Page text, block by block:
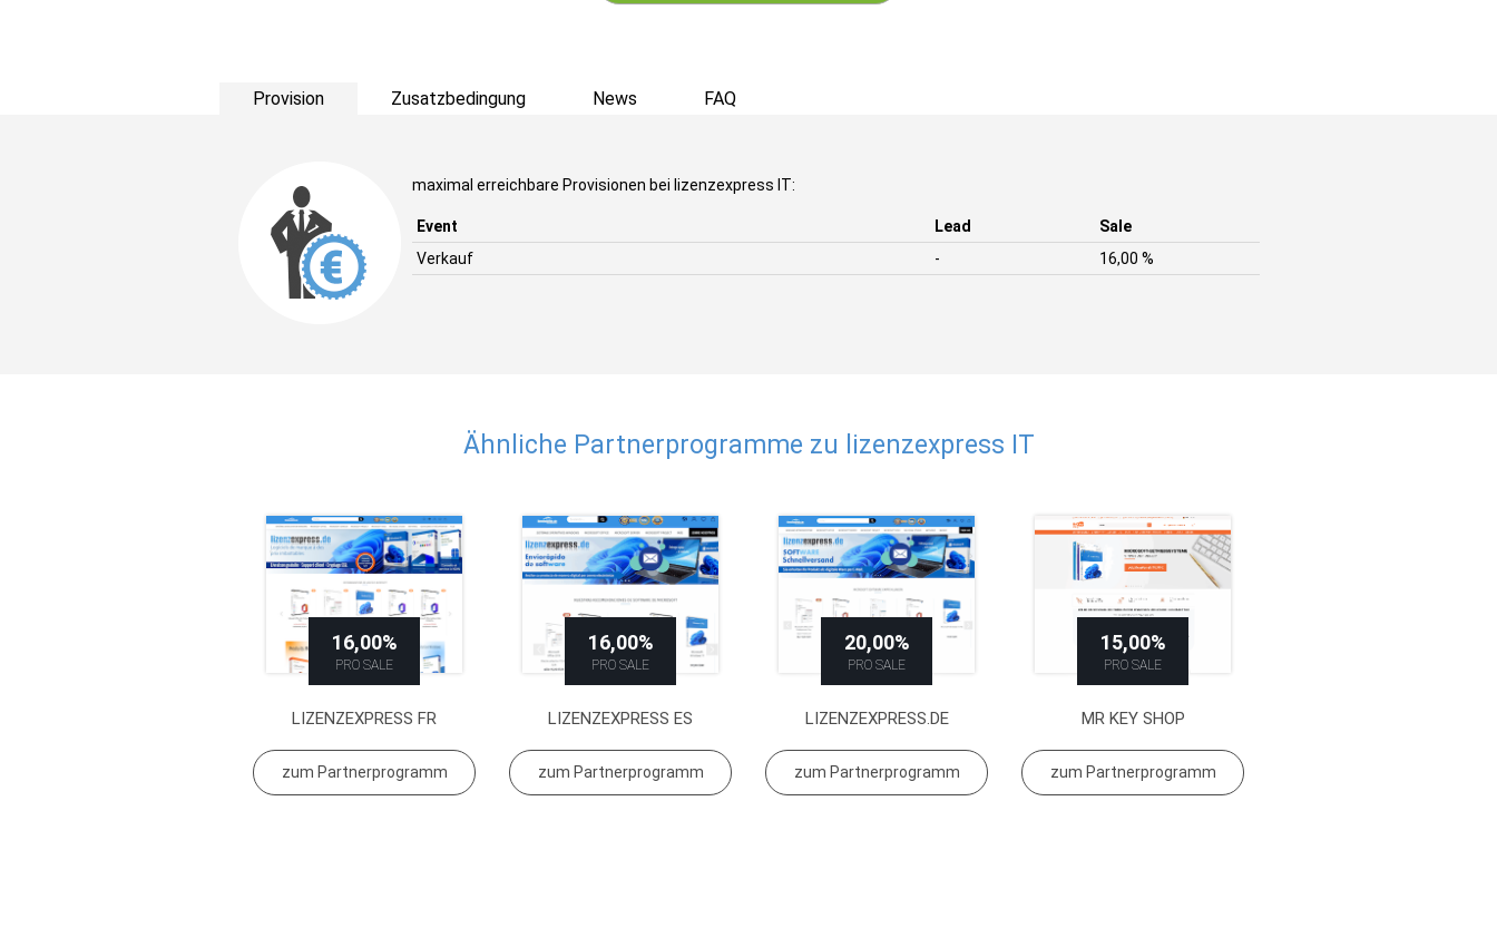
Provision Zusatzbedingung News FAQ
maximal erreichbare Provisionen bei lizenzexpress IT:
Event Lead
Sale
Verkauf
- 16,00 %
Ähnliche Partnerprogramme zu lizenzexpress IT
16,00%
PRO SALE
LIZENZEXPRESS FR
zum Partnerprogramm
16,00%
PRO SALE
LIZENZEXPRESS ES
zum Partnerprogramm
20,00%
PRO SALE
LIZENZEXPRESS.DE
zum Partnerprogramm
15,00%
PRO SALE
MR KEY SHOP
zum Partnerprogramm